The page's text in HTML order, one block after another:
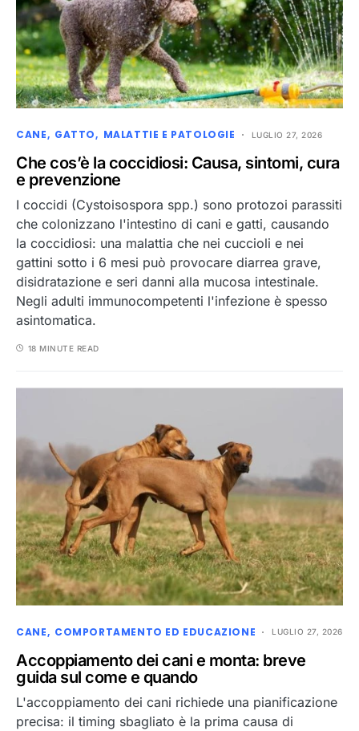
CANE GATTO MALATTIE E PATOLOGIE LUGLIO 27, 2026
Che cos’è la coccidiosi: Causa, sintomi, cura
e prevenzione
I coccidi (Cystoisospora spp.) sono protozoi parassiti
che colonizzano l'intestino di cani e gatti, causando
la coccidiosi: una malattia che nei cuccioli e nei
gattini sotto i 6 mesi può provocare diarrea grave,
disidratazione e seri danni alla mucosa intestinale.
Negli adulti immunocompetenti l'infezione è spesso
asintomatica.
18 MINUTE READ
CANE COMPORTAMENTO ED EDUCAZIONE LUGLIO 27, 2026
Accoppiamento dei cani e monta: breve
guida sul come e quando
L'accoppiamento dei cani richiede una pianificazione
precisa: il timing sbagliato è la prima causa di